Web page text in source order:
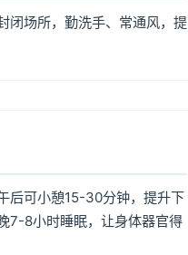
闭场所，勤洗手、常通风，提
后可小憩15-30分钟，提升下
7-8小时睡眠，让身体器官得